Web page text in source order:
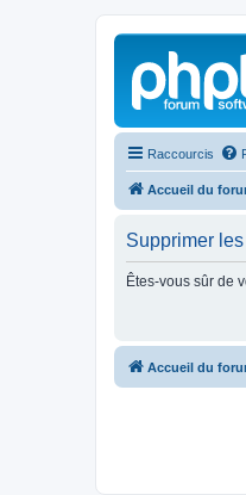
Raccourcis
Accueil du
Supprimer
Êtes-vous sûr de
Accueil du